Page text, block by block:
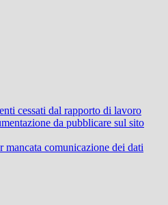
cessati dal rapporto di lavoro
da pubblicare sul sito
mancata comunicazione dei dati